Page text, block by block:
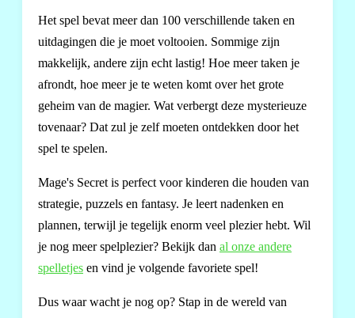
Het spel bevat meer dan 100 verschillende taken en
uitdagingen die je moet voltooien. Sommige zijn
makkelijk, andere zijn echt lastig! Hoe meer taken je
afrondt, hoe meer je te weten komt over het grote
geheim van de magier. Wat verbergt deze mysterieuze
tovenaar? Dat zul je zelf moeten ontdekken door het
spel te spelen.
Mage's Secret is perfect voor kinderen die houden van
strategie, puzzels en fantasy. Je leert nadenken en
plannen, terwijl je tegelijk enorm veel plezier hebt. Wil
je nog meer spelplezier? Bekijk dan al onze andere
spelletjes en vind je volgende favoriete spel!
Dus waar wacht je nog op? Stap in de wereld van